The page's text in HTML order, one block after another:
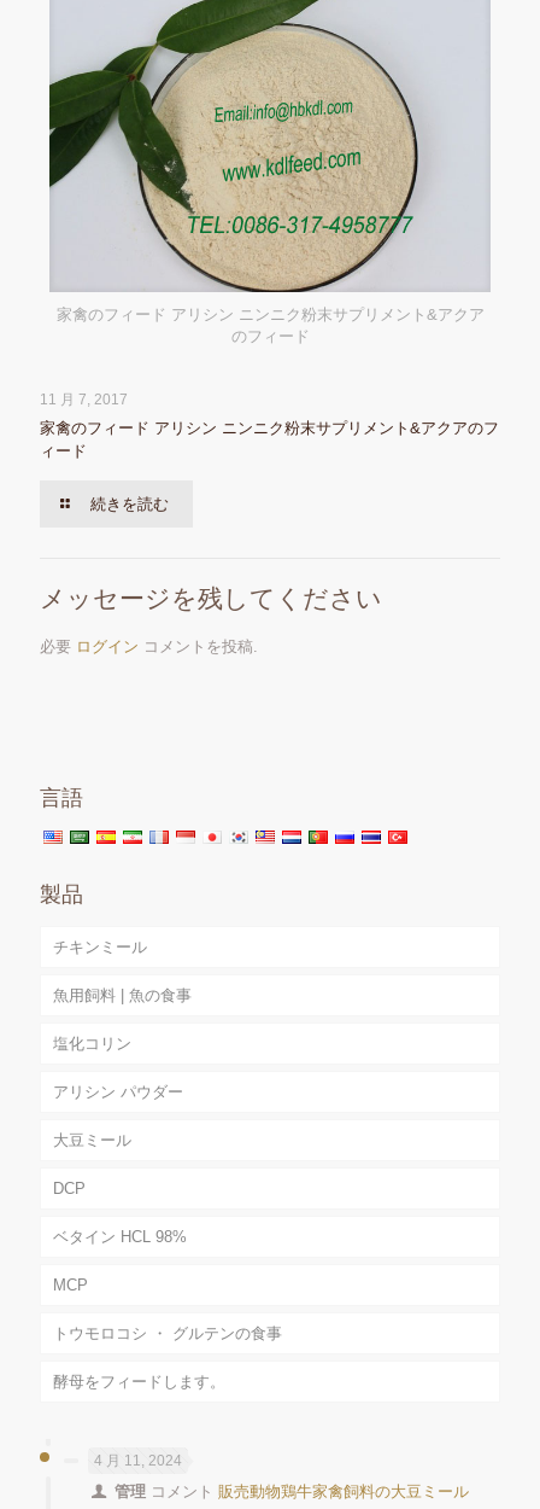
家禽のフィード アリシン ニンニク粉末サプリメント&アクア
のフィード
11 月 7, 2017
家禽のフィード アリシン ニンニク粉末サプリメント&アクアのフ
ィード
続きを読む
メッセージを残してください
必要 ログイン コメントを投稿.
言語
製品
チキンミール
魚用飼料 | 魚の食事
塩化コリン
アリシン パウダー
大豆ミール
DCP
ベタイン HCL 98%
MCP
トウモロコシ ・ グルテンの食事
酵母をフィードします。
4 月 11, 2024
管理 コメント販売動物鶏牛家禽飼料の大豆ミール